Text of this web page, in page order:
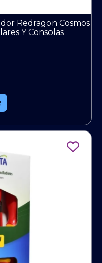
Redragon Cosmos
Y Consolas